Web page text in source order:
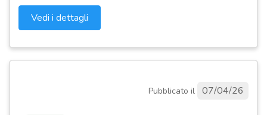
Vedi i dettagli
Pubblicato il 07/04/26